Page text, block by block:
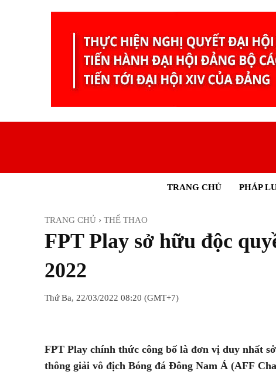
TRANG CHỦ PHÁP
TRANG CHỦ THỂ THAO
FPT Play sở hữu độc
2022
Thứ Ba, 22/03/2022 08:20 (GMT+7)
FPT Play chính thức công bố là đơn vị duy nhất
thông giải vô địch Bóng đá Đông Nam Á (AFF